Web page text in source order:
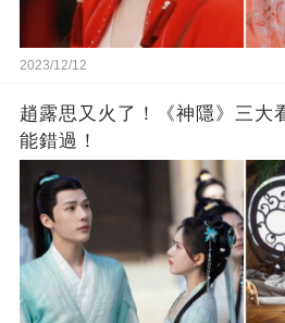
2023/12/12
趙露思又火了！《神隱》三大
能錯過！